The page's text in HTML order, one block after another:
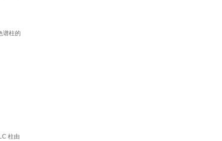
谱柱的
柱由